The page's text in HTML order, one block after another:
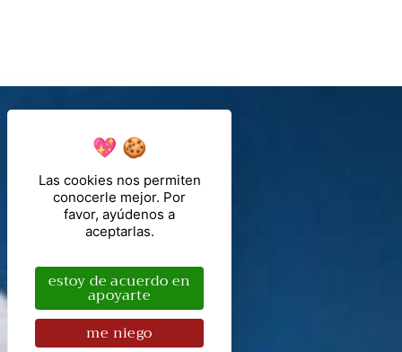
Las cookies nos permiten
conocerle mejor. Por
favor, ayúdenos a
aceptarlas.
estoy de acuerdo en
apoyarte
me niego